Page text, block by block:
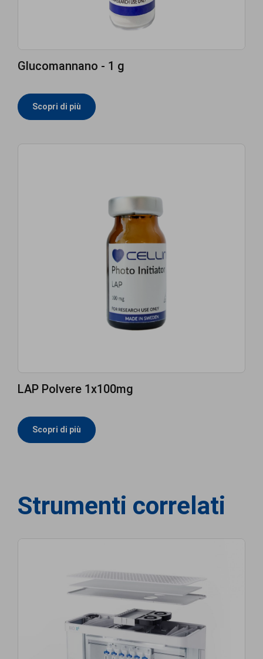
Glucomannano - 1 g
Scopri di più
LAP Polvere 1x100mg
Scopri di più
Strumenti correlati